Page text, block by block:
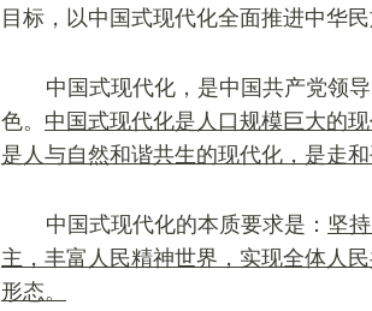
目标，以中国式现代化全面推进中华
中国式现代化，是中国共产党领
色。 中国式现代化是人口规模巨大的
是人与自然和谐共生的现代化，是走
中国式现代化的本质要求是： 坚
主，丰富人民精神世界，实现全体人
形态。